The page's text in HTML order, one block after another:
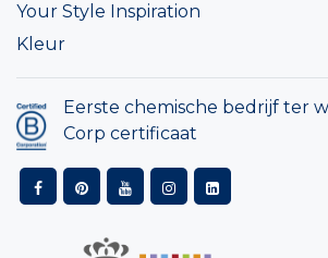
Your Style Inspiration
Kleur
Eerste chemische bedrijf ter
Corp certificaat